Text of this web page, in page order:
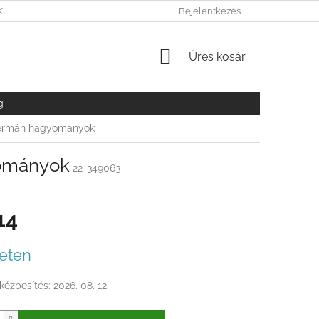
OCHRANY OSOBNÝCH ÚDAJOV Bejelentkezés
KOSÁR
Üres kosár
hagyományok
22-349063
2026. 08. 12.